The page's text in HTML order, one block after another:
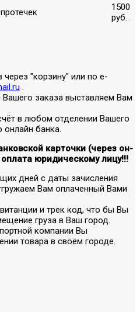
1500
руб.
через "корзину" или по е-
.
заказа выставляем Вам
в любом отделении Вашего
онлайн банка.
карточки (через он-
юридическому лицу!!!
дней с даты зачисления
Вам оплаченный Вами
и трек код, что бы Вы
груза в Ваш город.
компании Вы
товара в своём городе.